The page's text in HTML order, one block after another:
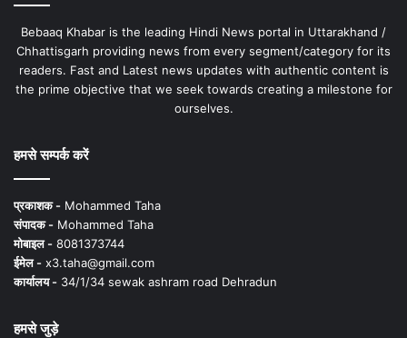
Bebaaq Khabar is the leading Hindi News portal in Uttarakhand /
Chhattisgarh providing news from every segment/category for its
readers. Fast and Latest news updates with authentic content is
the prime objective that we seek towards creating a milestone for
ourselves.
हमसे सम्पर्क करें
प्रकाशक - Mohammed Taha
संपादक - Mohammed Taha
मोबाइल - 8081373744
ईमेल - x3.taha@gmail.com
कार्यालय - 34/1/34 sewak ashram road Dehradun
हमसे जुड़े